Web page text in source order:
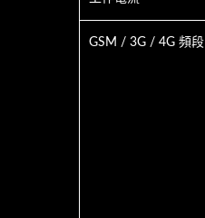
GSM / 3G / 4G 頻段